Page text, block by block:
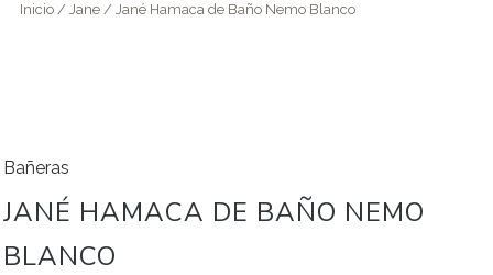
Inicio / Jane / Jané Hamaca de Baño Nemo Blanco
Bañeras
JANÉ HAMACA DE BAÑO NEMO
BLANCO